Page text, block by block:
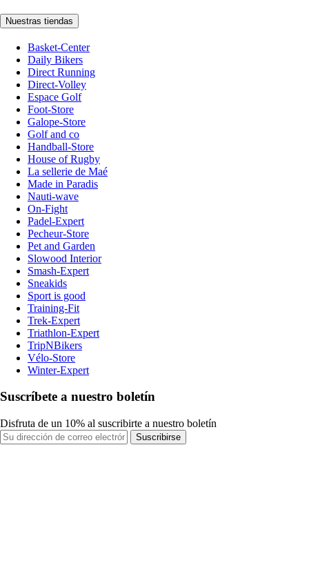
Nuestras tiendas
Basket-Center
Daily Bikers
Direct Running
Direct-Volley
Espace Golf
Foot-Store
Galope-Store
Golf and co
Handball-Store
House of Rugby
La sellerie de Maé
Made in Paradis
Nauti-wave
On-Fight
Padel-Expert
Pecheur-Store
Pet and Garden
Slowood Interior
Smash-Expert
Sneakids
Sport is good
Training-Fit
Trek-Expert
Triathlon-Expert
TripNBikers
Vélo-Store
Winter-Expert
Suscríbete a nuestro boletín
Disfruta de un 10% al suscribirte a nuestro boletín
Suscribirse